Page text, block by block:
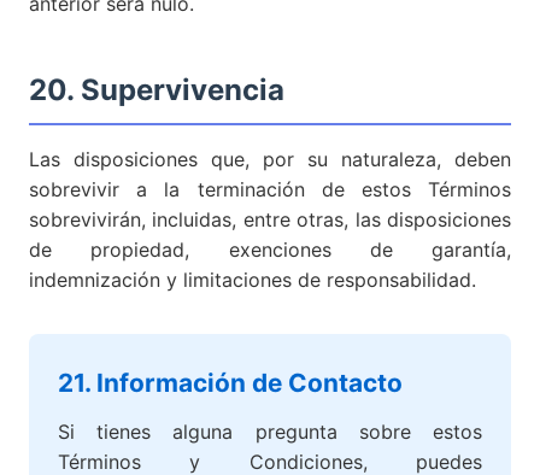
20. Supervivencia
Las disposiciones que, por su naturaleza, deben
sobrevivir a la terminación de estos Términos
sobrevivirán, incluidas, entre otras, las disposiciones
de propiedad, exenciones de garantía,
indemnización y limitaciones de responsabilidad.
21. Información de Contacto
Si tienes alguna pregunta sobre estos
Términos y Condiciones, puedes